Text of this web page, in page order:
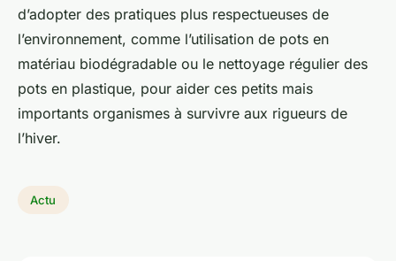
d’adopter des pratiques plus respectueuses de
l’environnement, comme l’utilisation de pots en
matériau biodégradable ou le nettoyage régulier des
pots en plastique, pour aider ces petits mais
importants organismes à survivre aux rigueurs de
l’hiver.
Actu